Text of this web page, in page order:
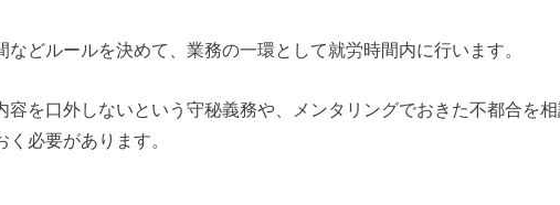
どルールを決めて、業務の一環として就労時間内に行います。
容を口外しないという守秘義務や、メンタリングでおきた不都合を
必要があります。